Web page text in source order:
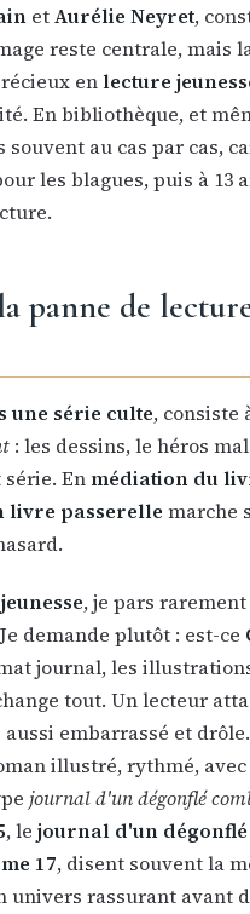
etAurélie Neyret,
reste centrale, mais
enlecture
En bibliothèque, et
souvent au cas par cas,
les blagues, puis à 13
panne de
une série culte, consiste
: les dessins, le héros
En médiation du
livre passerelle marche
, je pars
demande plutôt : est-ce
journal, les
tout. Un lecteur
embarrassé et
illustré, rythmé,
journal d'un dégonflé
, le journal d'un dégonflé
17, disent souvent la
univers rassurant avant